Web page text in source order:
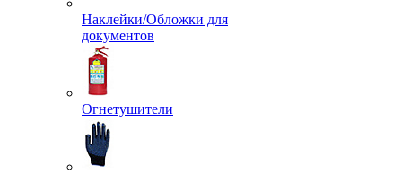
Наклейки/Обложки для
документов
Огнетушители